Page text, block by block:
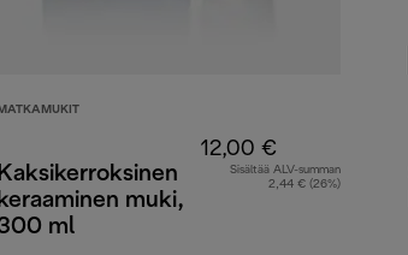
MATKAMUKIT
Kaksikerroksinen
keraaminen muki,
ml
12,00 €
Sisältää ALV-summan
2,44 € (26%)